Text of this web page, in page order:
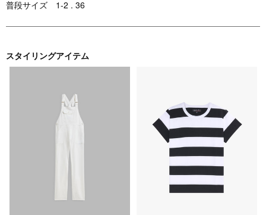
普段サイズ 1-2 . 36
スタイリングアイテム